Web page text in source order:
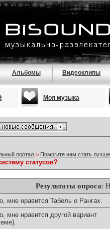
Альбомы Видеоклипы
Моя музыка
портал > Помогите нам стать
статусов?
Результаты опроса:
мне нравится Табель о Рангах.
мне нравится другой вариант